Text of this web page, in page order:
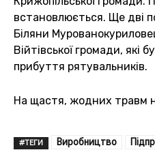
встановлюється. Ще дві
Біляни
Війтівської громади, які
прибуття рятувальників.
На щастя, жодних травм
#ТЕГИ Виробництво